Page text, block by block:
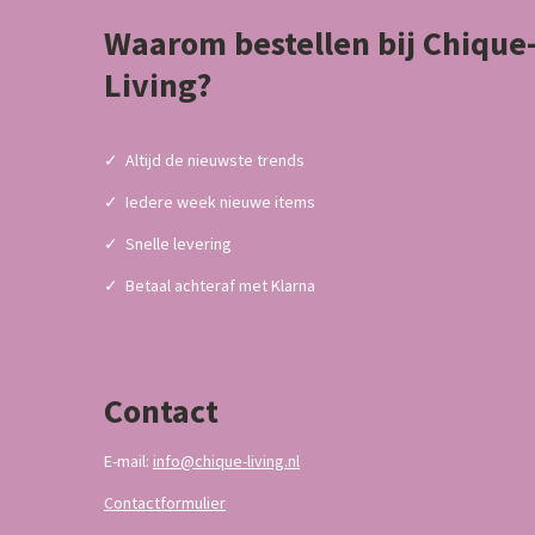
Waarom bestellen bij
Living?
✓ Altijd de nieuwste trends
✓ Iedere week nieuwe items
✓ Snelle levering
✓ Betaal achteraf met Klarna
Contact
E-mail: info@chique-living.nl
Contactformulier